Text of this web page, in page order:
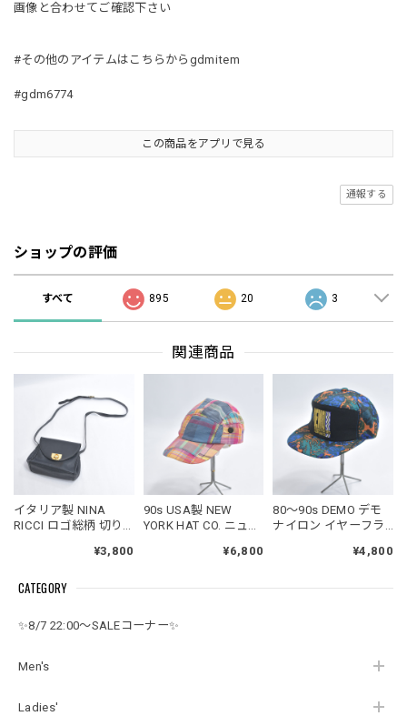
CATEGORY
✨8/7 22:00～SALEコーナー✨
Men's
Ladies'
画像と合わせてご確認下さい
#その他のアイテムはこちらからgdmitem
#gdm6774
この商品をアプリで見る
通報する
ショップの評価
すべて 895 20 3
関連商品
イタリア製 NINA
RICCI ロゴ総柄 切り
バックル ショルダー
フラップ 本革 カバン
存袋付き ビンテージ
USA アメリカ古着
¥3,800
90s USA製 NEW
YORK HAT CO. ニュー
ワーク マドラスチェ
プキャップ ジェット
ジ ビンテージ アメリ
カ古着 ユニセックス
¥6,800
80～90s DEMO デモ
ナイロン イヤーフラ
キャップ レトロ ヴィ
古着 ユニセックスデ
¥4,800